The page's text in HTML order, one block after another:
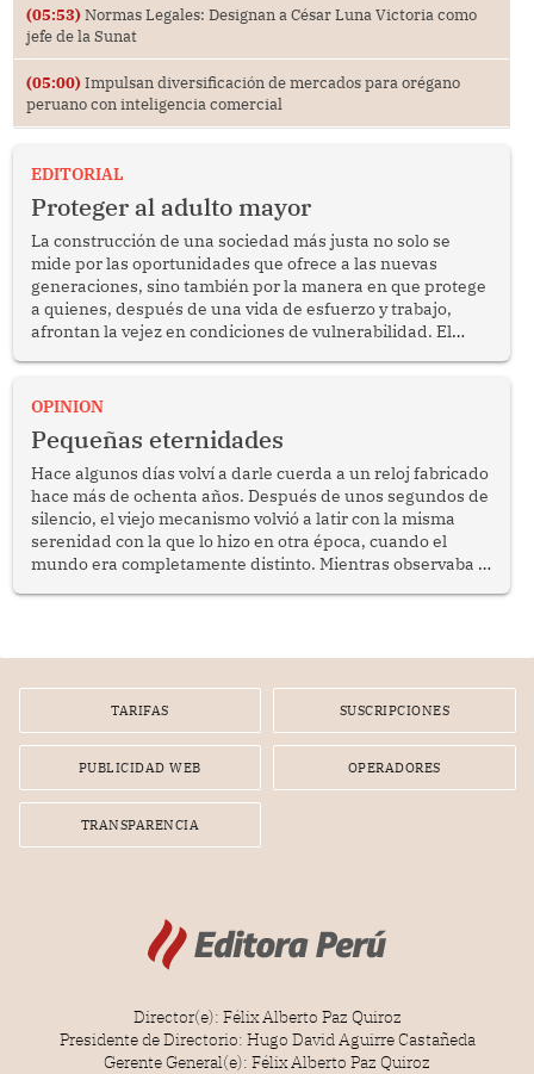
(05:53) Normas Legales: Designan a César Luna Victoria como
jefe de la Sunat
(05:00) Impulsan diversificación de mercados para orégano
peruano con inteligencia comercial
EDITORIAL
Proteger al adulto mayor
La construcción de una sociedad más justa no solo se
mide por las oportunidades que ofrece a las nuevas
generaciones, sino también por la manera en que protege
a quienes, después de una vida de esfuerzo y trabajo,
afrontan la vejez en condiciones de vulnerabilidad. El
bimestrales el subsidio que reciben los beneficiarios del
reflexionar sobre la importancia de fortalecer las políticas
públicas dirigidas a los adultos mayores en pobreza.
OPINION
Pequeñas eternidades
Hace algunos días volví a darle cuerda a un reloj fabricado
hace más de ochenta años. Después de unos segundos de
silencio, el viejo mecanismo volvió a latir con la misma
serenidad con la que lo hizo en otra época, cuando el
mundo era completamente distinto. Mientras observaba el
TARIFAS SUSCRIPCIONES
PUBLICIDAD WEB OPERADORES
TRANSPARENCIA
Director(e): Félix Alberto Paz Quiroz
Presidente de Directorio: Hugo David Aguirre Castañeda
Gerente General(e): Félix Alberto Paz Quiroz